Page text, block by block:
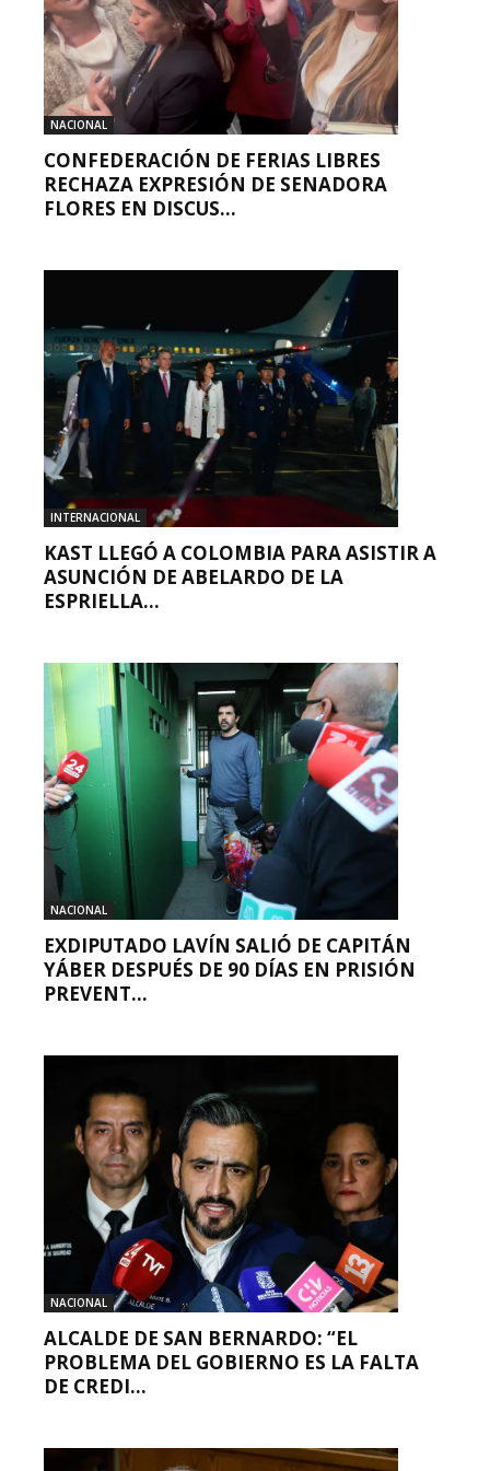
NACIONAL
CONFEDERACIÓN DE FERIAS LIBRES
RECHAZA EXPRESIÓN DE SENADORA
FLORES EN DISCUS...
INTERNACIONAL
KAST LLEGÓ A COLOMBIA PARA ASISTIR A
ASUNCIÓN DE ABELARDO DE LA
ESPRIELLA...
NACIONAL
EXDIPUTADO LAVÍN SALIÓ DE CAPITÁN
YÁBER DESPUÉS DE 90 DÍAS EN PRISIÓN
PREVENT...
NACIONAL
ALCALDE DE SAN BERNARDO: “EL
PROBLEMA DEL GOBIERNO ES LA FALTA
DE CREDI...